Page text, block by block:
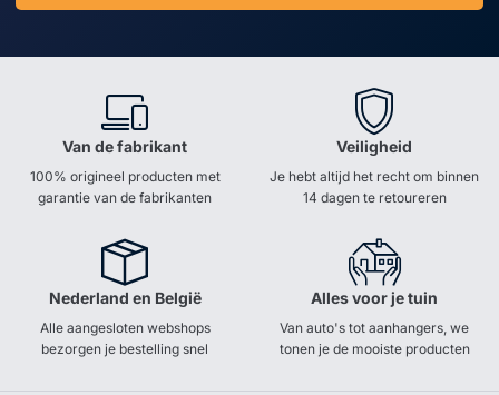
Van de fabrikant
100% origineel producten met
garantie van de fabrikanten
Veiligheid
Je hebt altijd het recht om binnen
14 dagen te retoureren
Nederland en België
Alle aangesloten webshops
bezorgen je bestelling snel
Alles voor je tuin
Van auto's tot aanhangers, we
tonen je de mooiste producten